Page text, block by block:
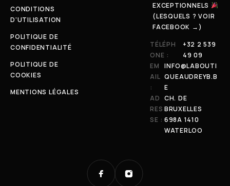
CONDITIONS
D'UTILISATION
POLITIQUE DE
CONFIDENTIALITÉ
POLITIQUE DE
COOKIES
MENTIONS LÉGALES
EXCEPTIONNELS
(LESQUELS ? VOIR
FACEBOOK →)
TÉLÉPH
ONE :
+32 2 539
49 09
EM
AIL
:
INFO@LABOUTI
QUEAUDREYB.B
E
AD
RES
SE :
CH. DE
BRUXELLES
698A 1410
WATERLOO